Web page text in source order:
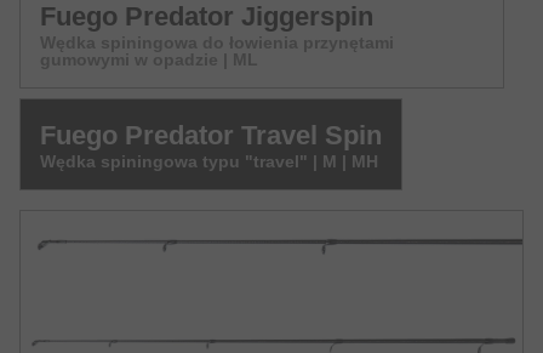
Fuego Predator Jiggerspin
Wędka spiningowa do łowienia przynętami
gumowymi w opadzie | ML
Fuego Predator Travel Spin
Wędka spiningowa typu "travel" | M | MH